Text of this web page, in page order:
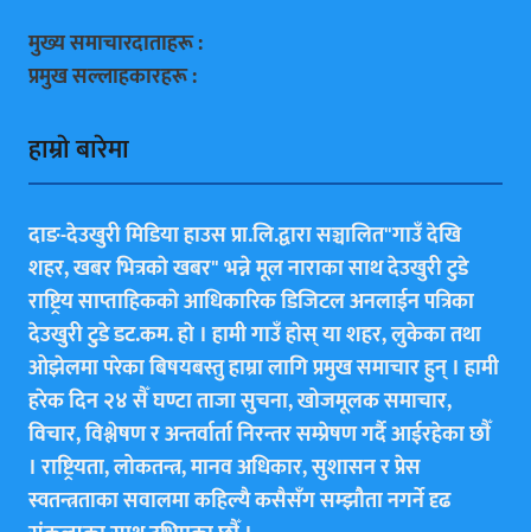
मुख्य समाचारदाताहरू :
प्रमुख सल्लाहकारहरू :
हाम्राे बारेमा
दाङ-देउखुरी मिडिया हाउस प्रा.लि.द्वारा सञ्चालित"गाउँ देखि
शहर, खबर भित्रकाे खबर" भन्ने मूल नाराका साथ देउखुरी टुडे
राष्ट्रिय साप्ताहिककाे आधिकारिक डिजिटल अनलाईन पत्रिका
देउखुरी टुडे डट.कम. हाे । हामी गाउँ हाेस् या शहर, लुकेका तथा
ओझेलमा परेका बिषयबस्तु हाम्रा लागि प्रमुख समाचार हुन् । हामी
हरेक दिन २४ सैँ घण्टा ताजा सुचना, खोजमूलक समाचार,
विचार, विश्लेषण र अन्तर्वार्ता निरन्तर सम्प्रेषण गर्दै आईरहेका छाैँ
। राष्ट्रियता, लोकतन्त्र, मानव अधिकार, सुशासन र प्रेस
स्वतन्त्रताका सवालमा कहिल्यै कसैसँग सम्झौता नगर्ने दृढ